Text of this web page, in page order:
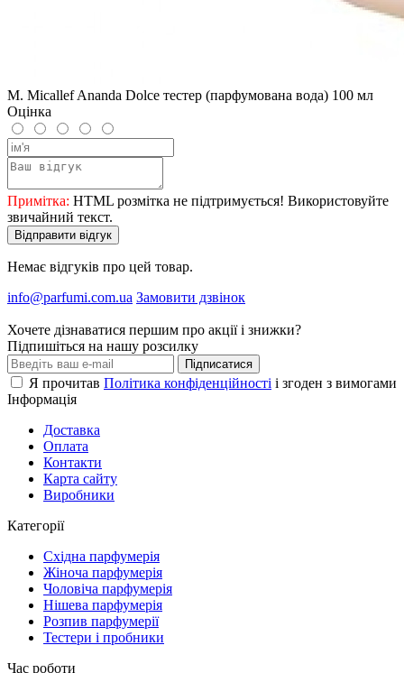
M. Micallef Ananda Dolce тестер (парфумована вода) 100 мл
Оцінка
Примітка: HTML розмітка не підтримується! Використовуйте
звичайний текст.
Відправити відгук
Немає відгуків про цей товар.
info@parfumi.com.ua Замовити дзвінок
Хочете дізнаватися першим про акції і знижки?
Підпишіться на нашу розсилку
Підписатися
Я прочитав Політика конфіденційності і згоден з вимогами
Інформація
Доставка
Оплата
Контакти
Карта сайту
Виробники
Категорії
Східна парфумерія
Жіноча парфумерія
Чоловіча парфумерія
Нішева парфумерія
Розпив парфумерії
Тестери і пробники
Час роботи